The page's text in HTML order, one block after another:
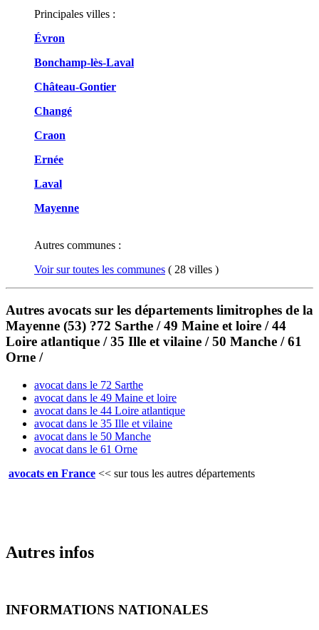
Principales villes :
Évron
Bonchamp-lès-Laval
Château-Gontier
Changé
Craon
Ernée
Laval
Mayenne
Autres communes :
Voir sur toutes les communes ( 28 villes )
Autres avocats sur les départements limitrophes de la
Mayenne (53) ?72 Sarthe / 49 Maine et loire / 44
Loire atlantique / 35 Ille et vilaine / 50 Manche / 61
Orne /
avocat dans le 72 Sarthe
avocat dans le 49 Maine et loire
avocat dans le 44 Loire atlantique
avocat dans le 35 Ille et vilaine
avocat dans le 50 Manche
avocat dans le 61 Orne
avocats en France << sur tous les autres départements
Autres infos
INFORMATIONS NATIONALES